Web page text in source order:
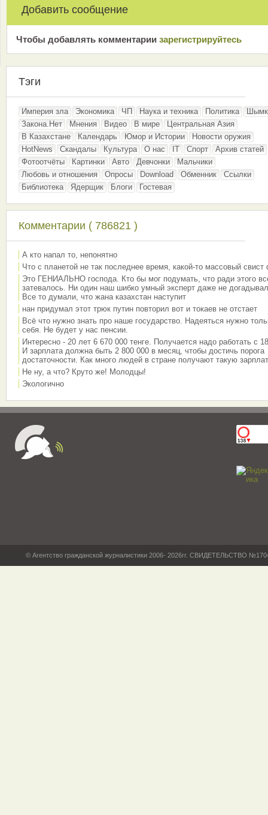
Добавить сообщение
Чтобы добавлять комментарии зарeгиcтрирyйтeсь
Тэги
Империя зла Экономика ЧП Наука и техника Политика
Закона.Нет
Мнения Видео В мире
Центральная Азия
В Казахстане
Календарь Юмор и Истории
Новости оружия
HotNews
Скандалы Культура О нас IT Спорт
Архив статей
Фотоотчёты
Картинки Авто Девчонки
Мальчики
Любовь и отношения
Опросы Download Обменник
Ссылки
Библиотека
Ядерщик Блоги Гостевая
Комментарии ( 786821 )
А кто напал то, непонятно
Что с планетой не так последнее время, какой-то массовый свист
Это ГЕНИАЛЬНО господа. Кто бы мог подумать, что ради этого
затевалось. Ни один наш шибко умный эксперт даже не
Все то думали, что жана казахстан наступит
нан придумал этот трюк путин повторил вот и токаев не отстает
Всё что нужно знать про наше государство. Надеяться нужно
себя. Не будет у нас пенсии.
Интересно - 20 лет 6 670 000 тенге. Получается надо работать с
И зарплата должна быть 2 800 000 в месяц, чтобы достичь порога
достаточности. Как много людей в стране получают такую
Не ну, а что? Круто же! Молодцы!
Экологично
© Агентство гражданской журналистики 2006- 2026гг. СВИДЕТЕЛЬСТВО